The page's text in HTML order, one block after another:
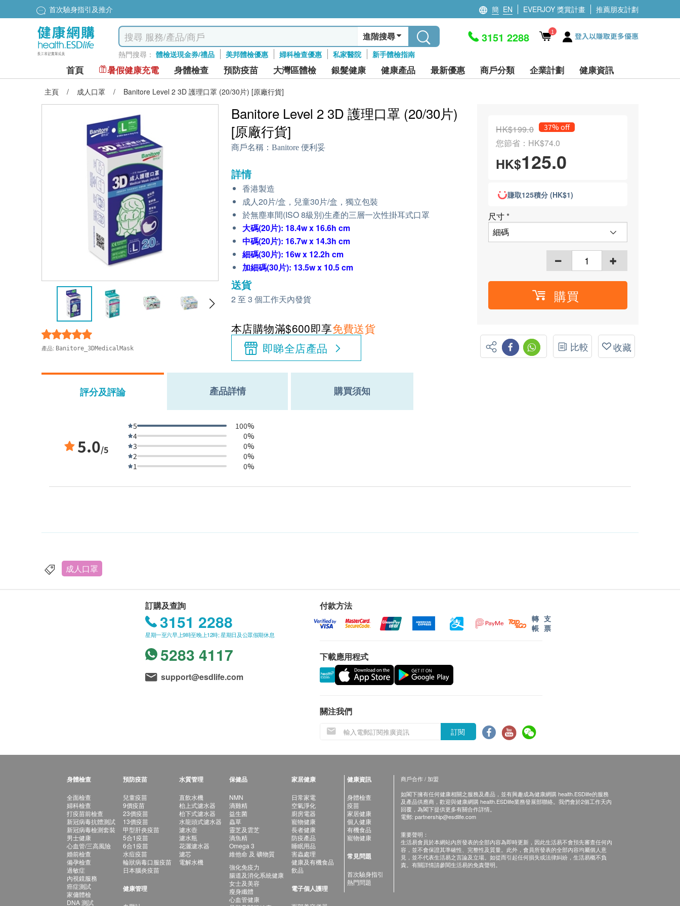
首次驗身指引及推介 簡 EN EVERJOY 獎賞計畫 推薦朋友計劃
進階搜尋
熱門搜尋： 體檢送現金券/禮品 美邦體檢優惠 婦科檢查優惠 私家醫院 新手體檢指南
3151 2288 1 登入以賺取更多優惠
首頁 暑假健康充電 身體檢查 預防疫苗 大灣區體檢 銀髮健康 健康產品 最新優惠 商戶分類 企業計劃 健康資訊
主頁 / 成人口罩 / Banitore Level 2 3D 護理口罩 (20/30片) [原廠行貨]
產品: Banitore_3DMedicalMask
Banitore Level 2 3D 護理口罩 (20/30片)
[原廠行貨]
商戶名稱： Banitore 便利妥
詳情
香港製造
成人20片/盒，兒童30片/盒，獨立包裝
於無塵車間(ISO 8級別)生產的三層一次性掛耳式口罩
大碼(20片): 18.4w x 16.6h cm
中碼(20片): 16.7w x 14.3h cm
細碼(30片): 16w x 12.2h cm
加細碼(30片): 13.5w x 10.5 cm
送貨
2 至 3 個工作天內發貨
本店購物滿$600即享免費送貨
即睇全店產品
HK$199.0 37% off
您節省：HK$74.0
HK$125.0
賺取125積分 (HK$1)
尺寸*
購買
比較 收藏
評分及評論 產品詳情 購買須知
5.0/5
5
100%
4
0%
3
0%
2
0%
1
0%
成人口罩
訂購及查詢
3151 2288
星期一至六早上9時至晚上12時; 星期日及公眾假期休息
5283 4117
support@esdlife.com
付款方法
轉
帳
支
票
下載應用程式
關注我們
訂閱
身體檢查
全面檢查
婦科檢查
打疫苗前檢查
新冠病毒抗體測試
新冠病毒檢測套裝
男士健康
心血管/三高風險
婚前檢查
備孕檢查
過敏症
內視鏡服務
癌症測試
家傭體檢
DNA 測試
預防疫苗
兒童疫苗
9價疫苗
23價疫苗
13價疫苗
甲型肝炎疫苗
5合1疫苗
6合1疫苗
水痘疫苗
輪狀病毒口服疫苗
日本腦炎疫苗
健康管理
水質管理
直飲水機
枱上式濾水器
枱下式濾水器
水龍頭式濾水器
濾水壺
濾水瓶
花灑濾水器
濾芯
電解水機
保健品
NMN
滴雞精
益生菌
蟲草
靈芝及雲芝
滴魚精
Omega 3
維他命 及 礦物質
強化免疫力
腸道及消化系統健康
女士及美容
瘦身纖體
心血管健康
家居健康
日常家電
空氣淨化
廚房電器
寵物健康
長者健康
防疫產品
睡眠用品
害蟲處理
健康及有機食品
飲品
電子個人護理
健康資訊
身體檢查
疫苗
家居健康
個人健康
有機食品
寵物健康
常見問題
首次驗身指引
熱門問題
商戶合作 / 加盟
如閣下擁有任何健康相關之服務及產品，並有興趣成為健康網購 health.ESDlife的服務
及產品供應商，歡迎與健康網購 health.ESDlife業務發展部聯絡。我們會於2個工作天內
回覆，為閣下提供更多有關合作詳情。
電郵: partnership@esdlife.com
重要聲明：
生活易會員於本網站內所發表的全部內容為即時更新，因此生活易不會預先審查任何內
容，並不會保證其準確性、完整性及質量。此外，會員所發表的全部內容均屬個人意
見，並不代表生活易之言論及立場。如從而引起任何損失或法律糾紛，生活易概不負
責。有關詳情請參閱生活易的免責聲明。